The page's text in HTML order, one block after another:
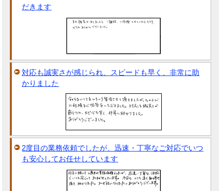
だきます
対応も誠実さが感じられ、スピードも早く、非常に助
かりました
2度目の業務依頼でしたが、迅速・丁寧なご対応でいつ
も安心してお任せしています